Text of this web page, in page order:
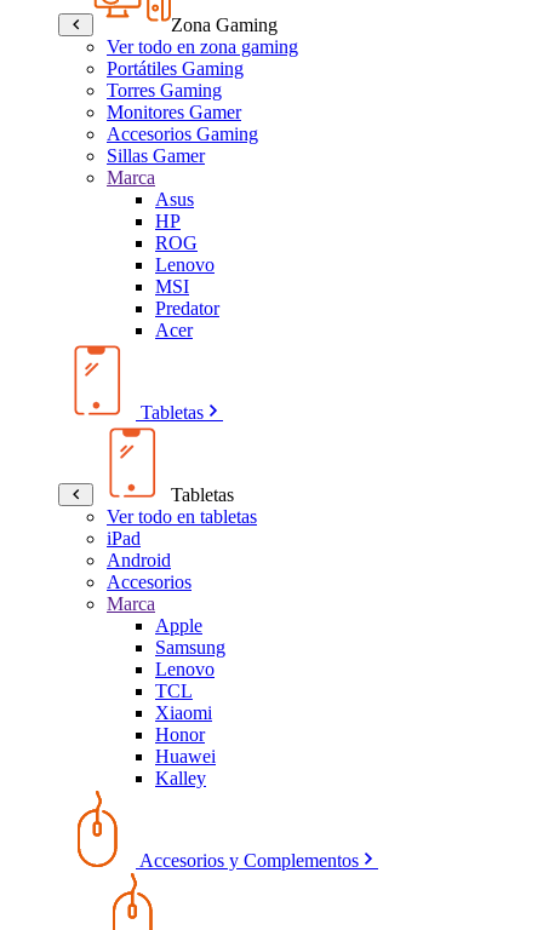
Zona Gaming
Ver todo en zona gaming
Portátiles Gaming
Torres Gaming
Monitores Gamer
Accesorios Gaming
Sillas Gamer
Marca
Asus
HP
ROG
Lenovo
MSI
Predator
Acer
Tabletas
Tabletas
Ver todo en tabletas
iPad
Android
Accesorios
Marca
Apple
Samsung
Lenovo
TCL
Xiaomi
Honor
Huawei
Kalley
Accesorios y Complementos